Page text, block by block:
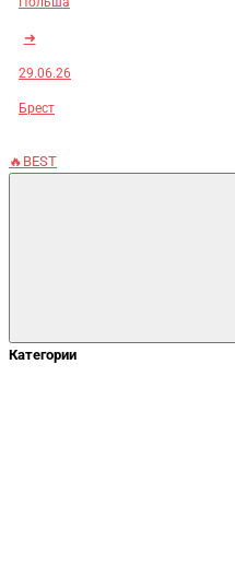
➜
29.06.26
Брест
🔥BEST
Категории